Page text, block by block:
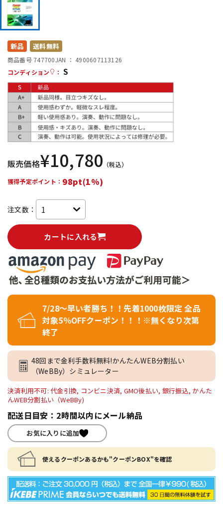
配信/ライブ機器
新品 送料無料
商品番号 747700JAN ： 4900607113126
コンディション
： S
販売価格¥10,780 （税込）
獲得予定ポイント： 98pt(1%)
注文数：
カートに入れる
7/28～早い者勝ち！！先着1000枚限定 全品
対象5％OFFクーポン！！！※無くなり次第
終了
48回まで金利手数料無料!かんたんWEB分割払い
（WeBBy）シミュレーター
決済利用不可: 代金引換, コンビニ決済, GMO後払い, 銀行振込, かんた
んWEB分割払い（WeBBy)
配送日目安：2時間以内にメール納品
お気に入りに追加
使えるクーポンあるかも"クーポンBOX"を確認